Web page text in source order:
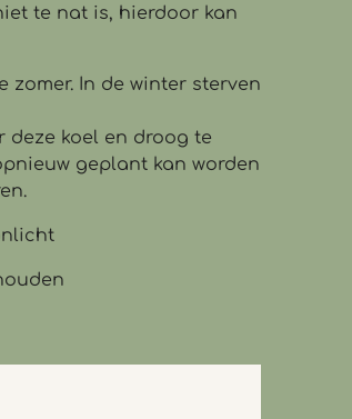
te nat is, hierdoor kan
In de winter sterven
koel en droog te
geplant kan worden